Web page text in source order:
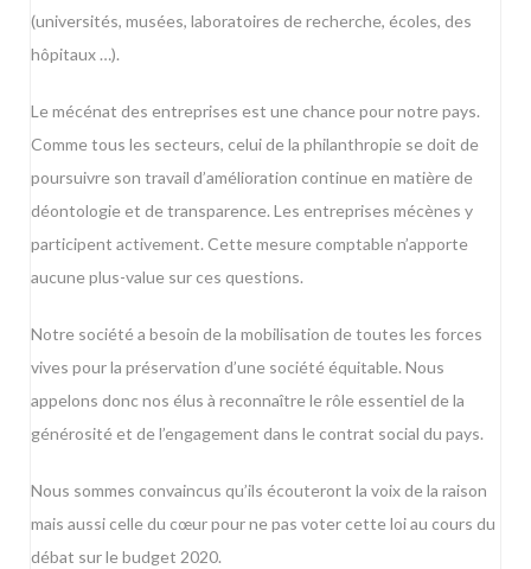
(universités, musées, laboratoires de recherche, écoles, des
hôpitaux …).
Le mécénat des entreprises est une chance pour notre pays.
Comme tous les secteurs, celui de la philanthropie se doit de
poursuivre son travail d’amélioration continue en matière de
déontologie et de transparence. Les entreprises mécènes y
participent activement. Cette mesure comptable n’apporte
aucune plus-value sur ces questions.
Notre société a besoin de la mobilisation de toutes les forces
vives pour la préservation d’une société équitable. Nous
appelons donc nos élus à reconnaître le rôle essentiel de la
générosité et de l’engagement dans le contrat social du pays.
Nous sommes convaincus qu’ils écouteront la voix de la raison
mais aussi celle du cœur pour ne pas voter cette loi au cours du
débat sur le budget 2020.